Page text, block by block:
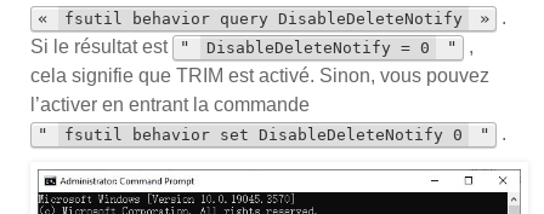
« fsutil behavior query DisableDeleteNotify »
.
Si le résultat est
" DisableDeleteNotify = 0 "
,
cela signifie que TRIM est activé. Sinon, vous pouvez
l’activer en entrant la commande
" fsutil behavior set DisableDeleteNotify 0 " .